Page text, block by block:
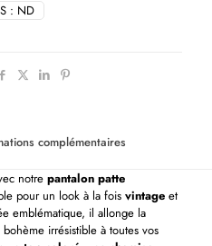
: ND
complémentaires
notre pantalon patte
pour un look à la fois vintageet
emblématique, il allonge la
irrésistible à toutes vos